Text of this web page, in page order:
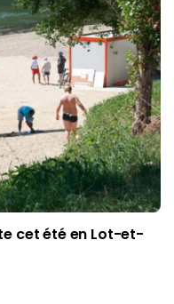
cet été en Lot-et-